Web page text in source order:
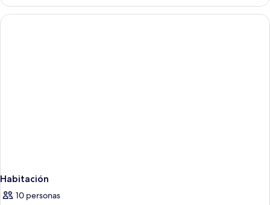
Habitación
10 personas